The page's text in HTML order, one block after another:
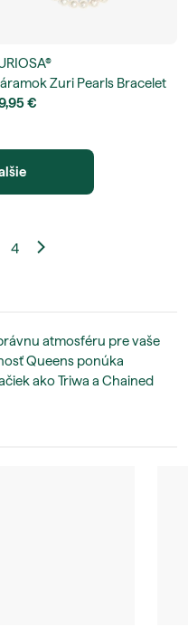
Zuri Pearls Bracelet
€
4
atmosféru pre vaše
Queens ponúka
ako Triwa a Chained